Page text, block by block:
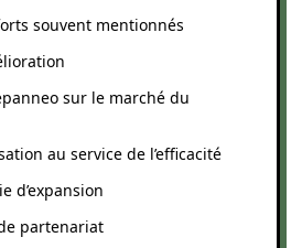
souvent mentionnés
sur le marché du
au service de l’efficacité
d’expansion
partenariat